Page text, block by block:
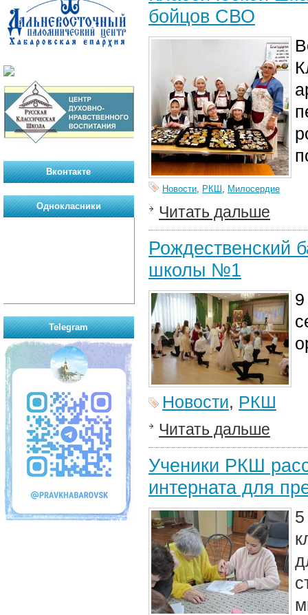
бойцов СВО
Новости, РКШ , Милосердие
Читать дальше
Рождественский
школы №1
Новости, РКШ
Читать дальше
Ученики РКШ
интерната для
Вконтакте
Однокласники
Telegram